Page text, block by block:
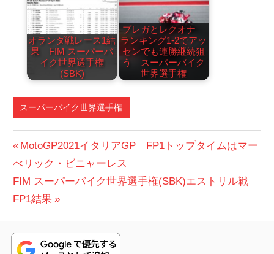
オランダ戦レース1結
果 FIM スーパーバ
イク世界選手権
(SBK)
ブレガとレクオナ
ランキング1-2でアッ
センでも連勝継続狙
う スーパーバイク
世界選手権
スーパーバイク世界選手権
投
稿
ナ
ビ
ゲ
前
の
投
稿:
MotoGP2021イタリアGP FP1トップタイムはマー
べリック・ビニャーレス
次
の
稿:
FIM スーパーバイク世界選手権(SBK)エストリル戦
FP1結果